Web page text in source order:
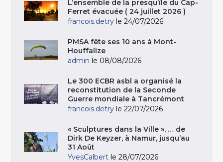
L’ensemble de la presqu’île du Cap-
Ferret évacuée ( 24 juillet 2026 )
francois.detry le 24/07/2026
PMSA fête ses 10 ans à Mont-
Houffalize
admin le 08/08/2026
Le 300 ECBR asbl a organisé la
reconstitution de la Seconde
Guerre mondiale à Tancrémont
francois.detry le 22/07/2026
« Sculptures dans la Ville », … de
Dirk De Keyzer, à Namur, jusqu’au
31 Août
YvesCalbert le 28/07/2026